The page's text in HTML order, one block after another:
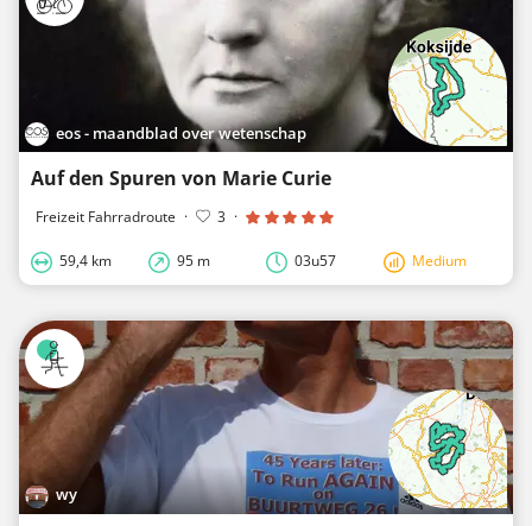
eos - maandblad over wetenschap
Auf den Spuren von Marie Curie
Freizeit Fahrradroute · 3 ·
59,4 km 95 m 03u57 Medium
wy